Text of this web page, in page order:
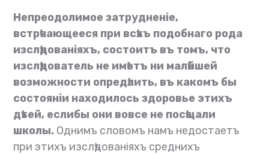
Непреодолимое затрудненіе,
встрѣчающееся при всѣхъ подобнаго рода
изслѣдованіяхъ, состоитъ въ томъ, что
изслѣдователь не имѣетъ ни малѣйшей
возможности опредѣлить, въ какомъ бы
состояніи находилось здоровье этихъ
дѣтей, еслибы они вовсе не посѣщали
школы. Однимъ словомъ намъ недостаетъ
при этихъ изслѣдованіяхъ среднихъ